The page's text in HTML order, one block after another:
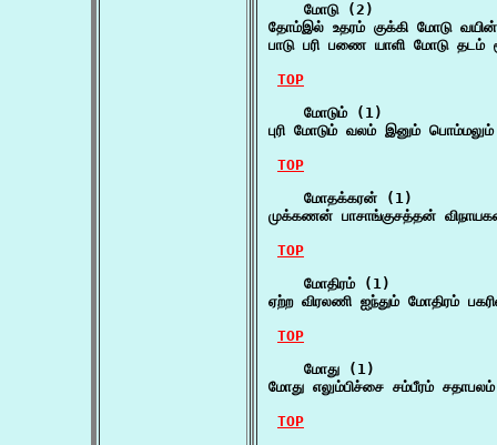
    மோடு (2)
தோம்இல் உதரம் குக்கி மோடு
பாடு பரி பணை யாளி மோடு
TOP
    மோடும் (1)
புரி மோடும் வலம் இனும்
TOP
    மோதக்கரன் (1)
முக்கணன் பாசாங்குசத்தன்
TOP
    மோதிரம் (1)
ஏற்ற விரலணி ஐந்தும் மோதிரம்
TOP
    மோது (1)
மோது எலும்பிச்சை சம்பீரம்
TOP